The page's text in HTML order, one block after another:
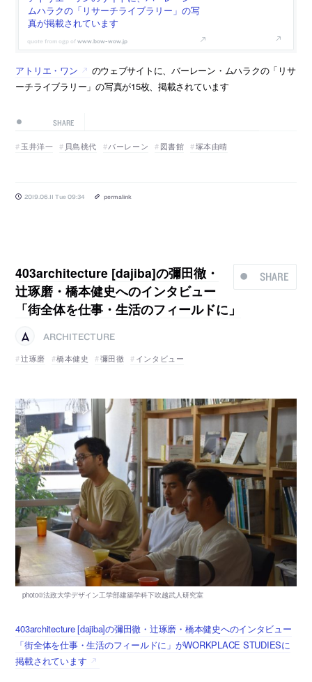
ムハラクの「リサーチライブラリー」の写
真が掲載されています
www.bow-wow.jp
アトリエ・ワン
のウェブサイトに、バーレーン・ムハラクの「リサ
ーチライブラリー」の写真が15枚、掲載されています
SHARE
玉井洋一 貝島桃代 バーレーン 図書館 塚本由晴
2019.06.11 Tue 09:34 permalink
SHARE
403architecture [dajiba]の彌田徹・
辻琢磨・橋本健史へのインタビュー
「街全体を仕事・生活のフィールドに」
ARCHITECTURE
辻琢磨
橋本健史 彌田徹 インタビュー
403architecture [dajiba]の彌田徹・辻琢磨・橋本健史へのインタビュー
「街全体を仕事・生活のフィールドに」がWORKPLACE STUDIESに
掲載されています